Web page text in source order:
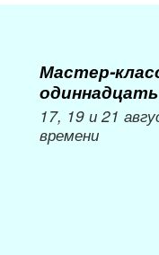
Мастер-
17, 19 и 21
времени